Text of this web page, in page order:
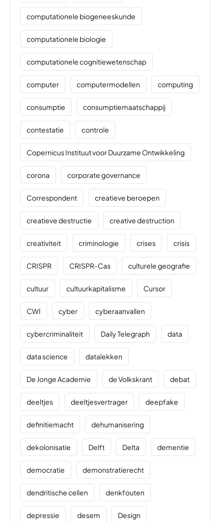
computationele biogeneeskunde
computationele biologie
computationele cognitiewetenschap
computer computermodellen computing
consumptie consumptiemaatschappij
contestatie controle
Copernicus Instituut voor Duurzame Ontwikkeling
corona corporate governance
Correspondent creatieve beroepen
creatieve destructie creative destruction
creativiteit criminologie crises crisis
CRISPR CRISPR-Cas culturele geografie
cultuur cultuurkapitalisme Cursor
CWI cyber cyberaanvallen
cybercriminaliteit Daily Telegraph data
data science datalekken
De Jonge Academie de Volkskrant debat
deeltjes deeltjesvertrager deepfake
definitiemacht dehumanisering
dekolonisatie Delft Delta dementie
democratie demonstratierecht
dendritische cellen denkfouten
depressie desem Design